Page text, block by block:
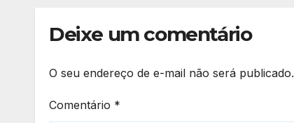
Deixe um comentário
O seu endereço de e-mail não será publicado.
Comentário *